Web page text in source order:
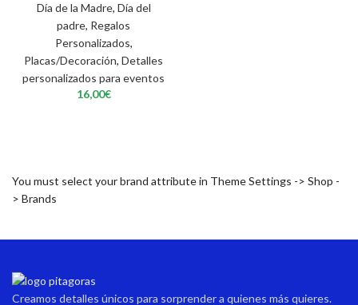
Día de la Madre, Día del
padre, Regalos
Personalizados,
Placas/Decoración, Detalles
personalizados para eventos
16,00€
You must select your brand attribute in Theme Settings -> Shop -
> Brands
Creamos detalles únicos para sorprender a quienes más quieres.